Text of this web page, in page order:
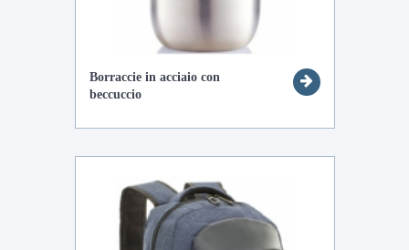
Borraccie in acciaio con
beccuccio